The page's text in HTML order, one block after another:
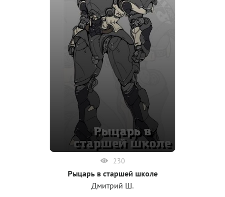
230
Рыцарь в старшей школе
Дмитрий Ш.